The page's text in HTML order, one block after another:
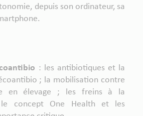
depuis son ordinateur, sa
: les antibiotiques et la
; la mobilisation contre
en élevage ; les freins à la
concept One Health et les